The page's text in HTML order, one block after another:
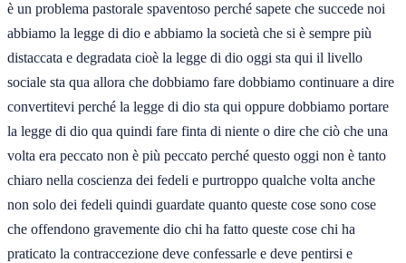
è un problema pastorale spaventoso perché sapete che succede noi
abbiamo la legge di dio e abbiamo la società che si è sempre più
distaccata e degradata cioè la legge di dio oggi sta qui il livello
sociale sta qua allora che dobbiamo fare dobbiamo continuare a dire
convertitevi perché la legge di dio sta qui oppure dobbiamo portare
la legge di dio qua quindi fare finta di niente o dire che ciò che una
volta era peccato non è più peccato perché questo oggi non è tanto
chiaro nella coscienza dei fedeli e purtroppo qualche volta anche
non solo dei fedeli quindi guardate quanto queste cose sono cose
che offendono gravemente dio chi ha fatto queste cose chi ha
praticato la contraccezione deve confessarle e deve pentirsi e